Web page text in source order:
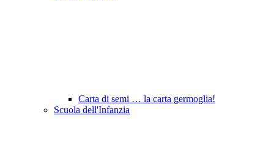
Carta di semi … la carta germoglia!
Scuola dell'Infanzia